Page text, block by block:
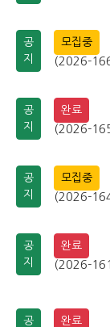
공
지
모집중
(2026-
공
지
완료
(2026-165
공
지
모집중
(2026-
공
지
완료
(2026-
공
완료